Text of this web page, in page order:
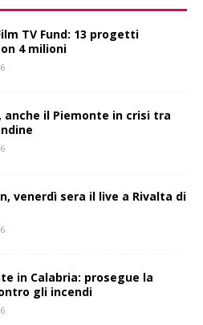
TV Fund: 13 progetti
4 milioni
il Piemonte in crisi tra
venerdì sera il live a Rivalta di
in Calabria: prosegue la
gli incendi